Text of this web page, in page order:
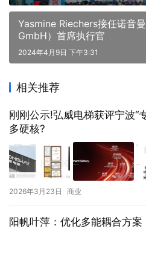
Yasmine Riechers接任诺音
GmbH）首席执行官
2024年4月9日 下午3:31
相关推荐
刚刚公示!弘威电梯获评宁波“
多硬核?
2026年3月23日 商业
阳帆叶萍：优化多能耦合方案